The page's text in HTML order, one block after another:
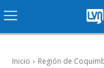
Inicio Región de